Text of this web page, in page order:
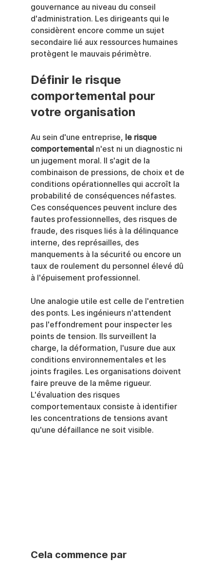
gouvernance au niveau du conseil
d'administration. Les dirigeants qui le
considèrent encore comme un sujet
secondaire lié aux ressources humaines
protègent le mauvais périmètre.
Définir le risque
comportemental pour
votre organisation
Au sein d'une entreprise, le risque
comportemental n'est ni un diagnostic ni
un jugement moral. Il s'agit de la
combinaison de pressions, de choix et de
conditions opérationnelles qui accroît la
probabilité de conséquences néfastes.
Ces conséquences peuvent inclure des
fautes professionnelles, des risques de
fraude, des risques liés à la délinquance
interne, des représailles, des
manquements à la sécurité ou encore un
taux de roulement du personnel élevé dû
à l'épuisement professionnel.
Une analogie utile est celle de l'entretien
des ponts. Les ingénieurs n'attendent
pas l'effondrement pour inspecter les
points de tension. Ils surveillent la
charge, la déformation, l'usure due aux
conditions environnementales et les
joints fragiles. Les organisations doivent
faire preuve de la même rigueur.
L'évaluation des risques
comportementaux consiste à identifier
les concentrations de tensions avant
qu'une défaillance ne soit visible.
Cela commence par